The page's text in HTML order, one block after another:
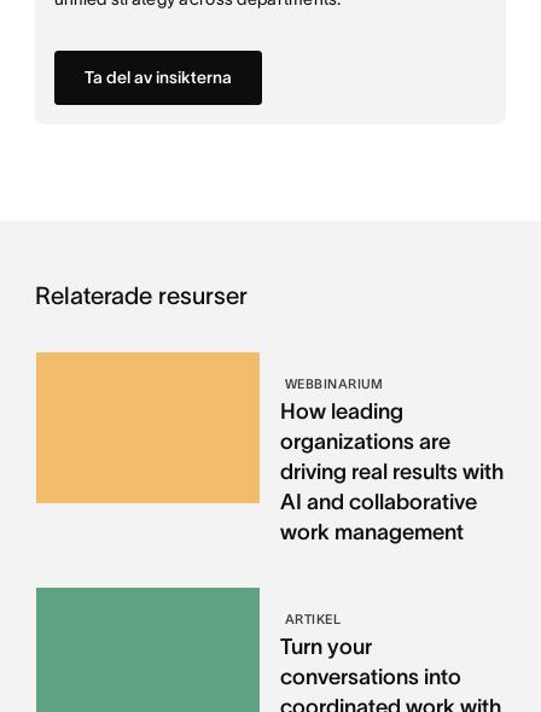
Ta del av insikterna
Relaterade resurser
WEBBINARIUM
How leading
organizations are
driving real results with
AI and collaborative
work management
ARTIKEL
Turn your
conversations into